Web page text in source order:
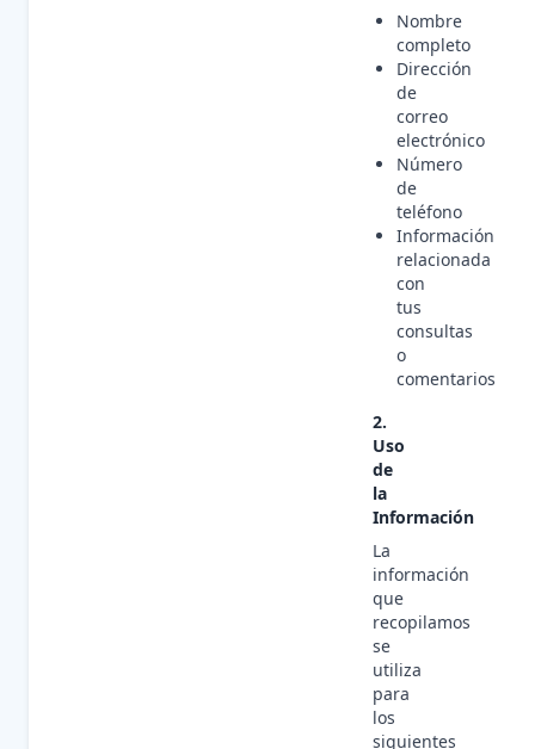
Nombre
completo
Dirección
de
correo
electrónico
Número
de
teléfono
Información
relacionada
con
tus
consultas
o
comentarios
2.
Uso
de
la
Información
La
información
que
recopilamos
se
utiliza
para
los
siguientes